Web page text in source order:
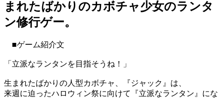
まれたばかりのカボチャ少女のランタ
ン修行ゲー。
■ゲーム紹介文
「立派なランタンを目指そうね！」
生まれたばかりの人型カボチャ、『ジャック』は、
来週に迫ったハロウィン祭に向けて『立派なランタン』にな